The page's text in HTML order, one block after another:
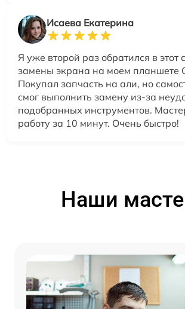
Исаева Екатерина
Я уже второй раз обратился в этот
замены экрана на моем планшете
Покупал запчасть на али, но
смог выполнить замену из-за
подобранных инструментов.
работу за 10 минут. Очень быстро!
Наши